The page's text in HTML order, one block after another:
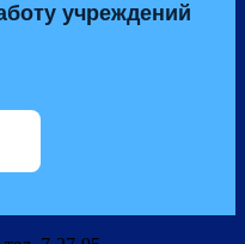
учреждений